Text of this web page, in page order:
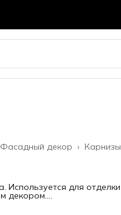
Карнизы
Фасадный декор ›
Используется для отделки
декором.